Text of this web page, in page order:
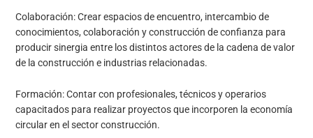
Colaboración: Crear espacios de encuentro, intercambio de
conocimientos, colaboración y construcción de confianza para
producir sinergia entre los distintos actores de la cadena de valor
de la construcción e industrias relacionadas.
Formación: Contar con profesionales, técnicos y operarios
capacitados para realizar proyectos que incorporen la economía
circular en el sector construcción.